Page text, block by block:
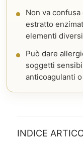
Non va
estratto
elementi
Può dare
soggetti
anticoagulanti
INDICE